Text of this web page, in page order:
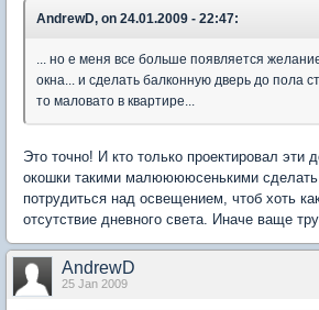
AndrewD, on 24.01.2009 - 22:47:
... но е меня все больше появляется
окна... и сделать балконную дверь до пола
то маловато в квартире...
Это точно! И кто только проектировал
окошки такими малююююсенькими
потрудиться над освещением, чтоб хоть
отсутствие дневного света. Иначе ваще
AndrewD
25 Jan 2009